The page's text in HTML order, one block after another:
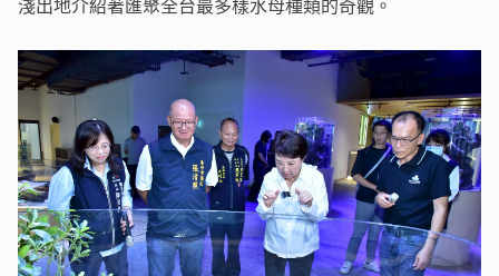
淺出地介紹著匯聚全台最多樣水母種類的奇觀。